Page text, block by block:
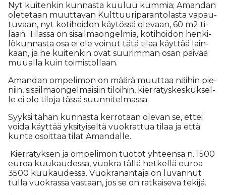
Nyt kui­ten­kin kun­nas­ta kuu­luu kum­mia; Aman­dan
ole­te­taan muut­ta­van Kult­tuu­ri­pa­ran­to­las­ta va­pau­
tu­vaan, nyt ko­ti­hoi­don käy­tös­sä ole­vaan, 60 m2 ti­
laan. Ti­las­sa on si­säil­ma­on­gel­mia, ko­ti­hoi­don hen­ki­
lö­kun­nas­ta osa ei ole voi­nut tätä ti­laa käyt­tää lain­
kaan, ja he kui­ten­kin ovat suu­rim­man osan päi­vää
muu­al­la kuin toi­mis­tol­laan.
Aman­dan om­pe­li­mon on mää­rä muut­taa näi­hin pie­
niin, si­säil­ma­on­gel­mai­siin ti­loi­hin, kier­rä­tys­kes­kuk­sel­
le ei ole ti­lo­ja täs­sä suun­ni­tel­mas­sa.
Syyk­si tä­hän kun­nas­ta ker­ro­taan ole­van se, et­tei
voi­da käyt­tää yk­si­tyi­sel­tä vuok­rat­tua ti­laa ja et­tä
kun­ta osoit­taa ti­lat Aman­dal­le.
Kier­rä­tyk­sen ja om­pe­li­mon tuo­tot yh­teen­sä n. 1500
eu­roa kuu­kau­des­sa, vuok­ra täl­lä het­kel­lä eu­roa
3500 kuu­kau­des­sa. Vuok­ra­nan­ta­ja on lu­van­nut
tul­la vuok­ras­sa vas­taan, jos se on rat­kai­se­va te­ki­jä.